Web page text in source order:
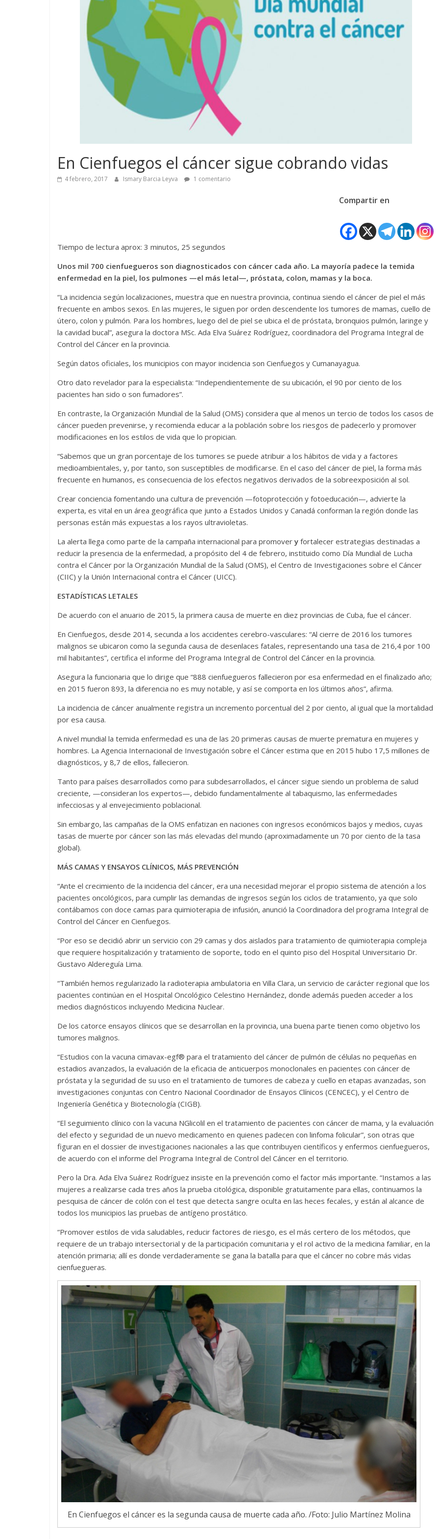
En Cienfuegos el cáncer sigue cobrando vidas
4 febrero, 2017 Ismary Barcia Leyva 1 comentario
Compartir en
Tiempo de lectura aprox: 3 minutos, 25 segundos
Unos mil 700 cienfuegueros son diagnosticados con cáncer cada año. La mayoría padece la temida
enfermedad en la piel, los pulmones —el más letal—, próstata, colon, mamas y la boca.
“La incidencia según localizaciones, muestra que en nuestra provincia, continua siendo el cáncer de piel el más
frecuente en ambos sexos. En las mujeres, le siguen por orden descendente los tumores de mamas, cuello de
útero, colon y pulmón. Para los hombres, luego del de piel se ubica el de próstata, bronquios pulmón, laringe y
la cavidad bucal”, asegura la doctora MSc. Ada Elva Suárez Rodríguez, coordinadora del Programa Integral de
Control del Cáncer en la provincia.
Según datos oficiales, los municipios con mayor incidencia son Cienfuegos y Cumanayagua.
Otro dato revelador para la especialista: “Independientemente de su ubicación, el 90 por ciento de los
pacientes han sido o son fumadores”.
En contraste, la Organización Mundial de la Salud (OMS) considera que al menos un tercio de todos los casos de
cáncer pueden prevenirse, y recomienda educar a la población sobre los riesgos de padecerlo y promover
modificaciones en los estilos de vida que lo propician.
“Sabemos que un gran porcentaje de los tumores se puede atribuir a los hábitos de vida y a factores
medioambientales, y, por tanto, son susceptibles de modificarse. En el caso del cáncer de piel, la forma más
frecuente en humanos, es consecuencia de los efectos negativos derivados de la sobreexposición al sol.
Crear conciencia fomentando una cultura de prevención —fotoprotección y fotoeducación—, advierte la
experta, es vital en un área geográfica que junto a Estados Unidos y Canadá conforman la región donde las
personas están más expuestas a los rayos ultravioletas.
La alerta llega como parte de la campaña internacional para promovery fortalecer estrategias destinadas a
reducir la presencia de la enfermedad, a propósito del 4 de febrero, instituido como Día Mundial de Lucha
contra el Cáncer por la Organización Mundial de la Salud (OMS), el Centro de Investigaciones sobre el Cáncer
(CIIC) y la Unión Internacional contra el Cáncer (UICC).
ESTADÍSTICAS LETALES
De acuerdo con el anuario de 2015, la primera causa de muerte en diez provincias de Cuba, fue el cáncer.
En Cienfuegos, desde 2014, secunda a los accidentes cerebro-vasculares: “Al cierre de 2016 los tumores
malignos se ubicaron como la segunda causa de desenlaces fatales, representando una tasa de 216,4 por 100
mil habitantes”, certifica el informe del Programa Integral de Control del Cáncer en la provincia.
Asegura la funcionaria que lo dirige que “888 cienfuegueros fallecieron por esa enfermedad en el finalizado año;
en 2015 fueron 893, la diferencia no es muy notable, y así se comporta en los últimos años”, afirma.
La incidencia de cáncer anualmente registra un incremento porcentual del 2 por ciento, al igual que la mortalidad
por esa causa.
A nivel mundial la temida enfermedad es una de las 20 primeras causas de muerte prematura en mujeres y
hombres. La Agencia Internacional de Investigación sobre el Cáncer estima que en 2015 hubo 17,5 millones de
diagnósticos, y 8,7 de ellos, fallecieron.
Tanto para países desarrollados como para subdesarrollados, el cáncer sigue siendo un problema de salud
creciente, —consideran los expertos—, debido fundamentalmente al tabaquismo, las enfermedades
infecciosas y al envejecimiento poblacional.
Sin embargo, las campañas de la OMS enfatizan en naciones con ingresos económicos bajos y medios, cuyas
tasas de muerte por cáncer son las más elevadas del mundo (aproximadamente un 70 por ciento de la tasa
global).
MÁS CAMAS Y ENSAYOS CLÍNICOS, MÁS PREVENCIÓN
“Ante el crecimiento de la incidencia del cáncer, era una necesidad mejorar el propio sistema de atención a los
pacientes oncológicos, para cumplir las demandas de ingresos según los ciclos de tratamiento, ya que solo
contábamos con doce camas para quimioterapia de infusión, anunció la Coordinadora del programa Integral de
Control del Cáncer en Cienfuegos.
“Por eso se decidió abrir un servicio con 29 camas y dos aislados para tratamiento de quimioterapia compleja
que requiere hospitalización y tratamiento de soporte, todo en el quinto piso del Hospital Universitario Dr.
Gustavo Aldereguía Lima.
“También hemos regularizado la radioterapia ambulatoria en Villa Clara, un servicio de carácter regional que los
pacientes continúan en el Hospital Oncológico Celestino Hernández, donde además pueden acceder a los
medios diagnósticos incluyendo Medicina Nuclear.
De los catorce ensayos clínicos que se desarrollan en la provincia, una buena parte tienen como objetivo los
tumores malignos.
“Estudios con la vacuna cimavax-egf® para el tratamiento del cáncer de pulmón de células no pequeñas en
estadios avanzados, la evaluación de la eficacia de anticuerpos monoclonales en pacientes con cáncer de
próstata y la seguridad de su uso en el tratamiento de tumores de cabeza y cuello en etapas avanzadas, son
investigaciones conjuntas con Centro Nacional Coordinador de Ensayos Clínicos (CENCEC), y el Centro de
Ingeniería Genética y Biotecnología (CIGB).
“El seguimiento clínico con la vacuna NGlicolil en el tratamiento de pacientes con cáncer de mama, y la evaluación
del efecto y seguridad de un nuevo medicamento en quienes padecen con linfoma folicular”, son otras que
figuran en el dossier de investigaciones nacionales a las que contribuyen científicos y enfermos cienfuegueros,
de acuerdo con el informe del Programa Integral de Control del Cáncer en el territorio.
Pero la Dra. Ada Elva Suárez Rodríguez insiste en la prevención como el factor más importante. “Instamos a las
mujeres a realizarse cada tres años la prueba citológica, disponible gratuitamente para ellas, continuamos la
pesquisa de cáncer de colón con el test que detecta sangre oculta en las heces fecales, y están al alcance de
todos los municipios las pruebas de antígeno prostático.
“Promover estilos de vida saludables, reducir factores de riesgo, es el más certero de los métodos, que
requiere de un trabajo intersectorial y de la participación comunitaria y el rol activo de la medicina familiar, en la
atención primaria; allí es donde verdaderamente se gana la batalla para que el cáncer no cobre más vidas
cienfuegueras.
En Cienfuegos el cáncer es la segunda causa de muerte cada año. /Foto: Julio Martínez Molina
Cuento de hadas
interclasista en la alta
burguesía mexicana
Cine macizo de
Responso por el alma
atormentada de Denís
15 septiembre, 2024
Francisco G.
0